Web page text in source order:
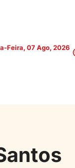
Feira, 07 Ago, 2026